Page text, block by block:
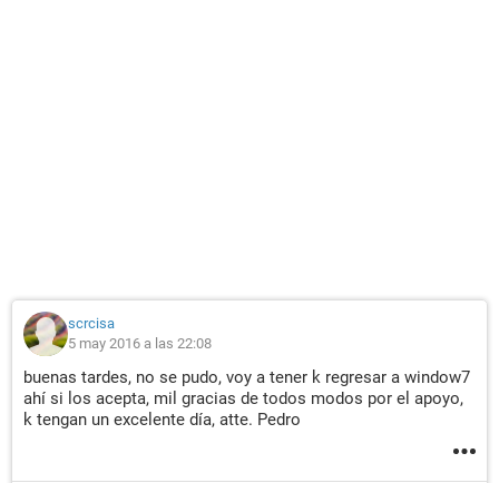
scrcisa
5 may 2016 a las 22:08
buenas tardes, no se pudo, voy a tener k regresar a window7
ahí si los acepta, mil gracias de todos modos por el apoyo,
k tengan un excelente día, atte. Pedro